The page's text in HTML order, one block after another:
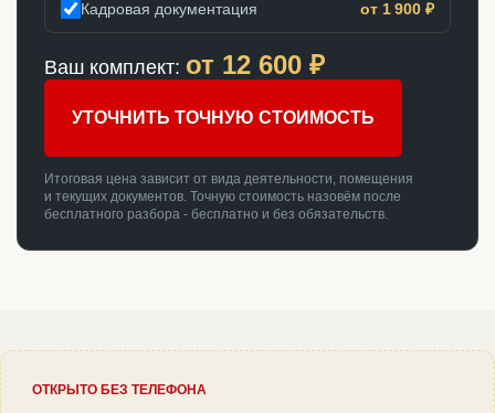
Кадровая документация от 1 900 ₽
Ваш комплект: от 12 600 ₽
УТОЧНИТЬ ТОЧНУЮ СТОИМОСТЬ
Итоговая цена зависит от вида деятельности, помещения
и текущих документов. Точную стоимость назовём после
бесплатного разбора - бесплатно и без обязательств.
ОТКРЫТО БЕЗ ТЕЛЕФОНА